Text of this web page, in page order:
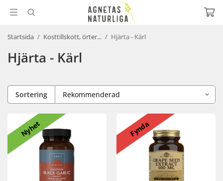
Startsida / Kosttillskott, örter... / Hjärta - Kärl
Hjärta - Kärl
Sortering
Nyhet Fynda